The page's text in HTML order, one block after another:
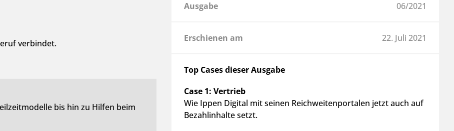
verbindet.
bis hin zu Hilfen beim
Ausgabe 06/2021
Erschienen am 22. Juli 2021
Top Cases dieser Ausgabe
Case 1: Vertrieb
Wie Ippen Digital mit seinen Reichweitenportalen jetzt auch auf
Bezahlinhalte setzt.